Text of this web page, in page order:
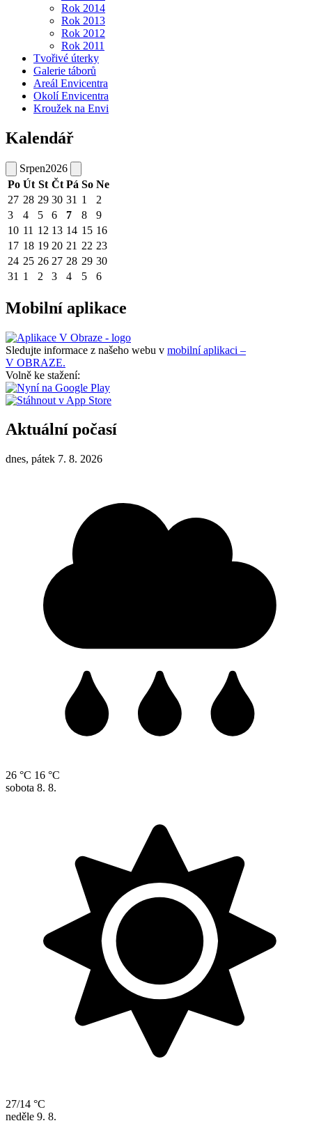
Rok 2014
Rok 2013
Rok 2012
Rok 2011
Tvořivé úterky
Galerie táborů
Areál Envicentra
Okolí Envicentra
Kroužek na Envi
Kalendář
Srpen2026
Po Út St Čt Pá So Ne
27 28 29 30 31 1
2
3
4 5 6 7 8
9
10 11 12 13 14 15 16
17 18 19 20 21 22 23
24 25 26 27 28 29 30
31 1 2 3 4 5 6
Mobilní aplikace
Sledujte informace z našeho webu v mobilní aplikaci –
V OBRAZE.
Volně ke stažení:
Aktuální počasí
dnes, pátek 7. 8. 2026
26 °C 16 °C
sobota 8. 8.
27/14 °C
neděle 9. 8.